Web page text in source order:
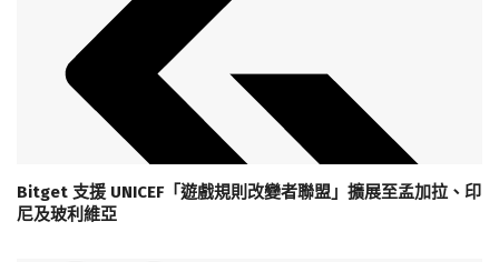
Bitget 支援 UNICEF「遊戲規則改變者聯盟」擴展至孟加拉、印
尼及玻利維亞